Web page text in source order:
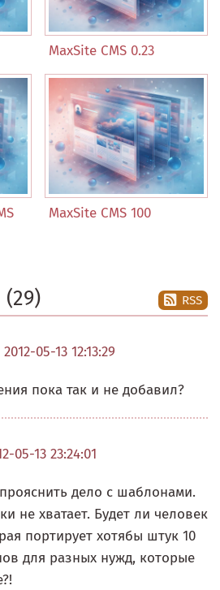
MaxSite CMS 0.23
MaxSite CMS 100
RSS
2012-05-13 12:13:29
пока так и не добавил?
05-13 23:24:01
дело с шаблонами.
не хватает. Будет ли человек
портирует хотябы штук 10
для разных нужд, которые